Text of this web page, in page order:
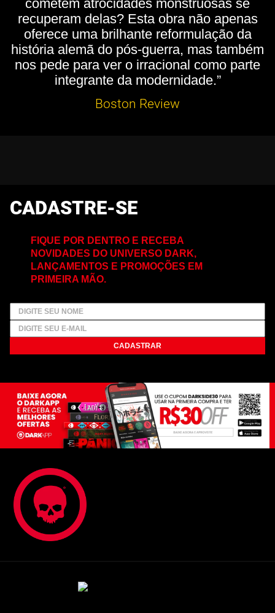
cometem atrocidades monstruosas se
recuperam delas? Esta obra não apenas
oferece uma brilhante reformulação da
história alemã do pós-guerra, mas também
nos pede para ver o irracional como parte
integrante da modernidade.”
Boston Review
CADASTRE-SE
FIQUE POR DENTRO E RECEBA
NOVIDADES DO UNIVERSO DARK,
LANÇAMENTOS E PROMOÇÕES EM
PRIMEIRA MÃO.
CADASTRAR